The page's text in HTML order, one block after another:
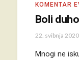
KOMENTAR
Boli
22. svibnja 2020.
Mnogi ne